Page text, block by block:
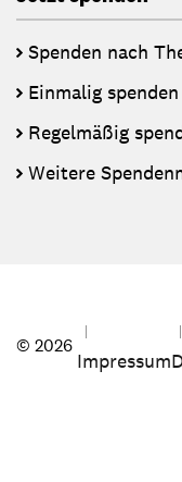
Spenden nach
Einmalig spenden
Regelmäßig
Weitere
© 2026
Impressum